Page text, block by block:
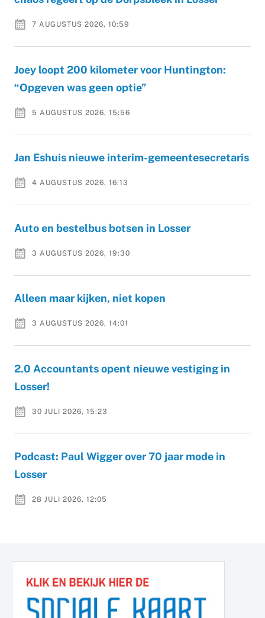
7 AUGUSTUS 2026, 10:59
Joey loopt 200 kilometer voor Huntington:
“Opgeven was geen optie”
5 AUGUSTUS 2026, 15:56
Jan Eshuis nieuwe interim-gemeentesecretaris
4 AUGUSTUS 2026, 16:13
Auto en bestelbus botsen in Losser
3 AUGUSTUS 2026, 19:30
Alleen maar kijken, niet kopen
3 AUGUSTUS 2026, 14:01
2.0 Accountants opent nieuwe vestiging in
Losser!
30 JULI 2026, 15:23
Podcast: Paul Wigger over 70 jaar mode in
Losser
28 JULI 2026, 12:05